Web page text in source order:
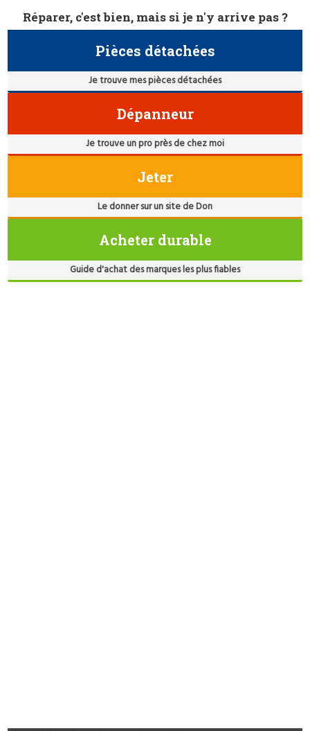
Réparer, c'est bien, mais si je n'y arrive pas ?
Pièces détachées
Je trouve mes pièces détachées
Dépanneur
Je trouve un pro près de chez moi
Jeter
Le donner sur un site de Don
Acheter durable
Guide d'achat des marques les plus fiables